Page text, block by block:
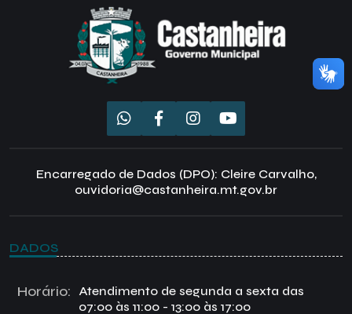
Encarregado de Dados (DPO): Cleire Carvalho,
ouvidoria@castanheira.mt.gov.br
DADOS
Horário:
Atendimento de segunda a sexta das
07:00 às 11:00 - 13:00 às 17:00